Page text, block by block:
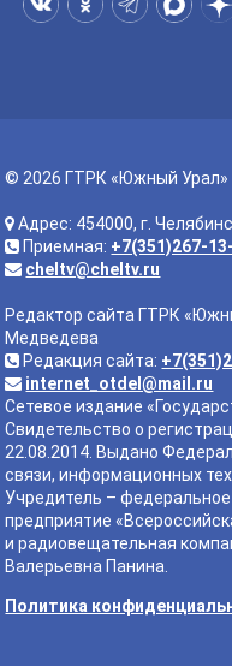
© 2026 ГТРК «Южный Урал»
Адрес: 454000, г.
Приемная: +7(351)267-
cheltv@cheltv.ru
Редактор сайта ГТРК
Медведева
Редакция сайта:
internet_otdel@mail.ru
Сетевое издание
Свидетельство о
22.08.2014. Выдано
связи, информационных
Учредитель –
предприятие
и радиовещательная
Валерьевна Панина.
Политика